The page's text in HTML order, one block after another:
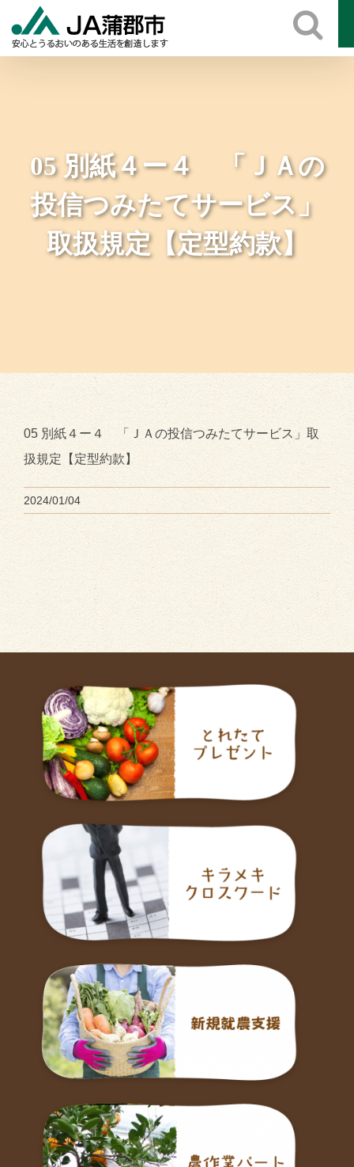
05 別紙４ー４ 「ＪＡの
投信つみたてサービス」
取扱規定【定型約款】
05 別紙４ー４ 「ＪＡの投信つみたてサービス」取
扱規定【定型約款】
2024/01/04